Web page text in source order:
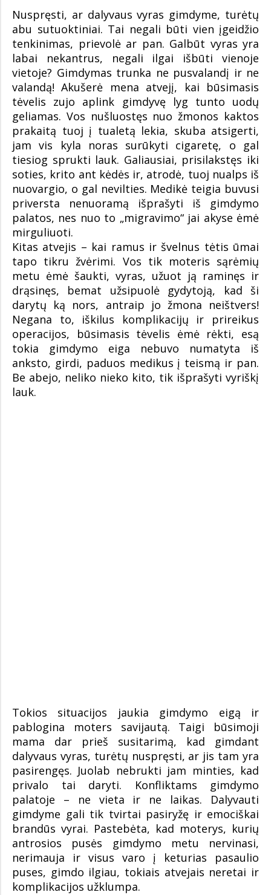
Nuspręsti, ar dalyvaus vyras gimdyme, turėtų
abu sutuoktiniai. Tai negali būti vien įgeidžio
tenkinimas, prievolė ar pan. Galbūt vyras yra
labai nekantrus, negali ilgai išbūti vienoje
vietoje? Gimdymas trunka ne pusvalandį ir ne
valandą! Akušerė mena atvejį, kai būsimasis
tėvelis zujo aplink gimdyvę lyg tunto uodų
geliamas. Vos nušluostęs nuo žmonos kaktos
prakaitą tuoj į tualetą lekia, skuba atsigerti,
jam vis kyla noras surūkyti cigaretę, o gal
tiesiog sprukti lauk. Galiausiai, prisilakstęs iki
soties, krito ant kėdės ir, atrodė, tuoj nualps iš
nuovargio, o gal nevilties. Medikė teigia buvusi
priversta nenuoramą išprašyti iš gimdymo
palatos, nes nuo to „migravimo“ jai akyse ėmė
mirguliuoti.
Kitas atvejis – kai ramus ir švelnus tėtis ūmai
tapo tikru žvėrimi. Vos tik moteris sąrėmių
metu ėmė šaukti, vyras, užuot ją raminęs ir
drąsinęs, bemat užsipuolė gydytoją, kad ši
darytų ką nors, antraip jo žmona neištvers!
Negana to, iškilus komplikacijų ir prireikus
operacijos, būsimasis tėvelis ėmė rėkti, esą
tokia gimdymo eiga nebuvo numatyta iš
anksto, girdi, paduos medikus į teismą ir pan.
Be abejo, neliko nieko kito, tik išprašyti vyriškį
lauk.
Tokios situacijos jaukia gimdymo eigą ir
pablogina moters savijautą. Taigi būsimoji
mama dar prieš susitarimą, kad gimdant
dalyvaus vyras, turėtų nuspręsti, ar jis tam yra
pasirengęs. Juolab nebrukti jam minties, kad
privalo tai daryti. Konfliktams gimdymo
palatoje – ne vieta ir ne laikas. Dalyvauti
gimdyme gali tik tvirtai pasiryžę ir emociškai
brandūs vyrai. Pastebėta, kad moterys, kurių
antrosios pusės gimdymo metu nervinasi,
nerimauja ir visus varo į keturias pasaulio
puses, gimdo ilgiau, tokiais atvejais neretai ir
komplikacijos užklumpa.